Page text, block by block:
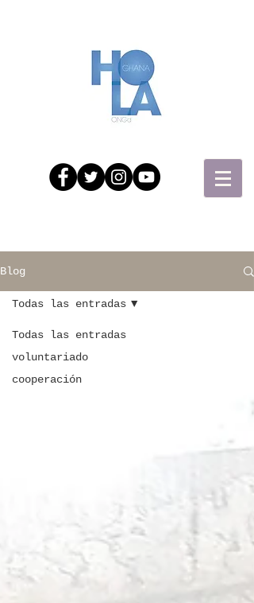
Blog
Todas las entradas
voluntariado
cooperación
Todas las entradas